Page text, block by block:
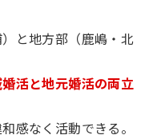
と地方部（鹿嶋・北
活と地元婚活の両立
感なく活動できる。